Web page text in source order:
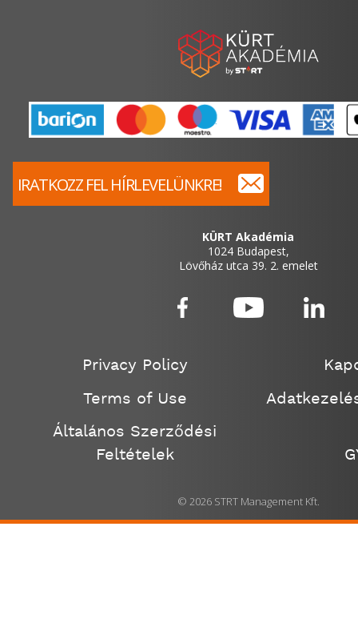
KÜRT Akadémia
1024 Budapest,
Lövőház utca 39. 2. emelet
IRATKOZZ FEL HÍRLEVELÜNKRE!
Privacy Policy
Terms of Use
Általános Szerződési
Feltételek
© 2026 STRT Management Kft.